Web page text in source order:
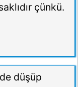
çünkü.
düşüp